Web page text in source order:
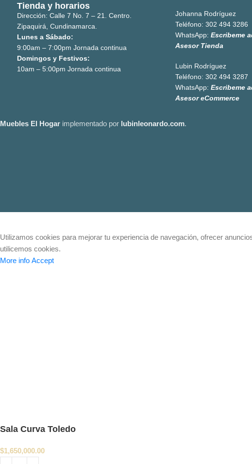
Tienda y horarios
Dirección: Calle 7 No. 7 – 21. Centro.
Zipaquirá, Cundinamarca.
Lunes a Sábado:
9:00am – 7:00pm Jornada continua
Domingos y Festivos:
10am – 5:00pm Jornada continua
Johanna Rodríguez
Teléfono: 302 494 3286
WhatsApp: Escribeme
Asesor Tienda
Lubin Rodríguez
Teléfono: 302 494 3287
WhatsApp: Escribeme
Asesor eCommerce
Muebles El Hogar implementado por lubinleonardo.com.
Utilizamos cookies para mejorar tu experiencia de navegación, ofrecer
utilicemos cookies.
More info Accept
Sala Curva Toledo
$1,650,000.00